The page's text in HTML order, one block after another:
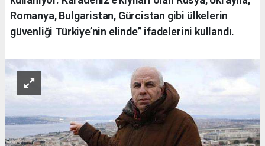
Romanya, Bulgaristan, Gürcistan gibi ülkelerin
güvenliği Türkiye’nin elinde” ifadelerini kullandı.